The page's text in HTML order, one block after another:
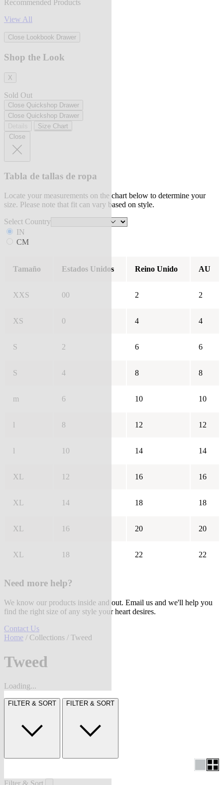
Recommended Products
View All
Close Lookbook Drawer
Shop the Look
X
Sold Out
Close Quickshop Drawer
Close Quickshop Drawer
Size Chart
Close
Tabla de tallas de ropa
Locate your measurements on the chart below to determine your
size. Please note that fit can vary based on style.
Select Country
IN
CM
Tamaño Estados Unidos Reino Unido AU
XXS 00 2 2
XS 0 4 4
S 2 6 6
S 4 8 8
m 6 10 10
l 8 12 12
l 10 14 14
XL 12 16 16
XL 14 18 18
XL 16 20 20
XL 18 22 22
Need more help?
We know our products inside and out. Email us and we'll help you
find the right size of any style your heart desires.
Contact Us
Home / Collections / Tweed
Tweed
Loading...
FILTER & SORT FILTER & SORT